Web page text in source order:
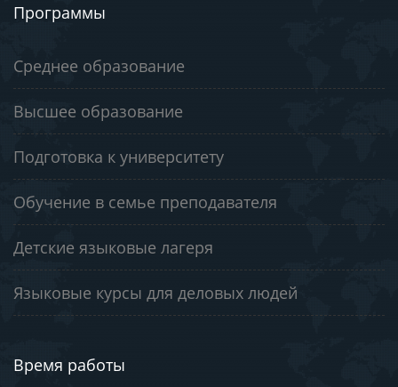
Программы
Среднее образование
Высшее образование
Подготовка к университету
Обучение в семье преподавателя
Детские языковые лагеря
Языковые курсы для деловых людей
Время работы